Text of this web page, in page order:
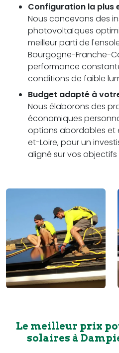
Configuration la plus
Nous concevons des
photovoltaïques
meilleur parti de
Bourgogne-Franche-
performance
conditions de faible
Budget adapté à
Nous élaborons des
économiques
options abordables et
et-Loire, pour un
aligné sur vos
Le meilleur prix
solaires à